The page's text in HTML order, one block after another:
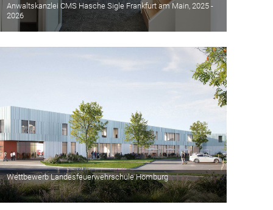
Anwaltskanzlei CMS Hasche Sigle Frankfurt am Main, 2025 -
2026
Wettbewerb Landesfeuerwehrschule Homburg